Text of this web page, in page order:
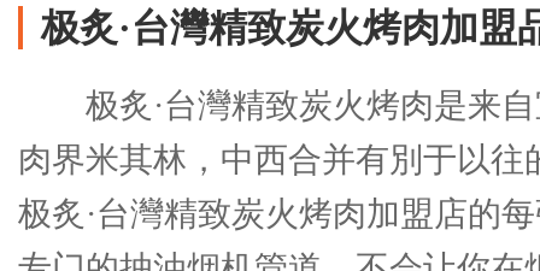
极炙·台灣精致炭火烤肉加盟
极炙·台灣精致炭火烤肉是来
肉界米其林，中西合并有別于以往
极炙·台灣精致炭火烤肉加盟店的